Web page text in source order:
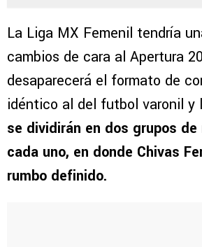
La Liga MX Femenil tendría
cambios de cara al Apertura
desaparecerá el formato de
idéntico al del futbol varonil y
se dividirán en dos grupos de
cada uno, en donde Chivas
rumbo definido.